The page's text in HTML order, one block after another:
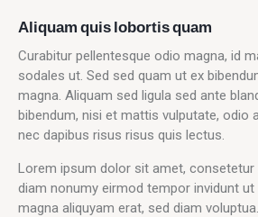
Aliquam quis lobortis quam
Curabitur pellentesque odio magna, id
sodales ut. Sed sed quam ut ex
magna. Aliquam sed ligula sed ante
bibendum, nisi et mattis vulputate, odio
nec dapibus risus risus quis lectus.
Lorem ipsum dolor sit amet, consetetur
diam nonumy eirmod tempor invidunt
magna aliquyam erat, sed diam